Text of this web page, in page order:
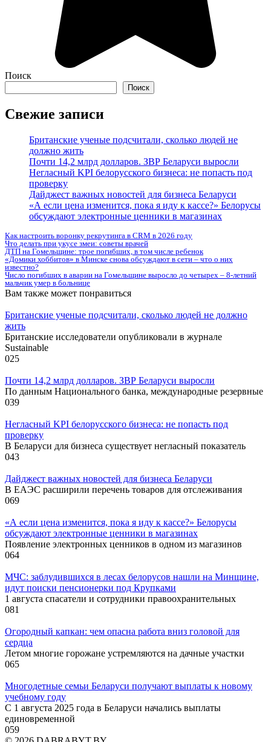
Поиск
Поиск
Свежие записи
Британские ученые подсчитали, сколько людей не
должно жить
Почти 14,2 млрд долларов. ЗВР Беларуси выросли
Негласный KPI белорусского бизнеса: не попасть под
проверку
Дайджест важных новостей для бизнеса Беларуси
«А если цена изменится, пока я иду к кассе?» Белорусы
обсуждают электронные ценники в магазинах
Как настроить воронку рекрутинга в CRM в 2026 году
Что делать при укусе змеи: советы врачей
ДТП на Гомельщине: трое погибших, в том числе ребенок
«Домики хоббитов» в Минске снова обсуждают в сети – что о них
известно?
Число погибших в аварии на Гомельщине выросло до четырех – 8-летний
мальчик умер в больнице
Вам также может понравиться
Британские ученые подсчитали, сколько людей не должно
жить
Британские исследователи опубликовали в журнале
Sustainable
025
Почти 14,2 млрд долларов. ЗВР Беларуси выросли
По данным Национального банка, международные резервные
039
Негласный KPI белорусского бизнеса: не попасть под
проверку
В Беларуси для бизнеса существует негласный показатель
043
Дайджест важных новостей для бизнеса Беларуси
В ЕАЭС расширили перечень товаров для отслеживания
069
«А если цена изменится, пока я иду к кассе?» Белорусы
обсуждают электронные ценники в магазинах
Появление электронных ценников в одном из магазинов
064
МЧС: заблудившихся в лесах белорусов нашли на Минщине,
идут поиски пенсионерки под Крупками
1 августа спасатели и сотрудники правоохранительных
081
Огородный капкан: чем опасна работа вниз головой для
сердца
Летом многие горожане устремляются на дачные участки
065
Многодетные семьи Беларуси получают выплаты к новому
учебному году
С 1 августа 2025 года в Беларуси начались выплаты
единовременной
059